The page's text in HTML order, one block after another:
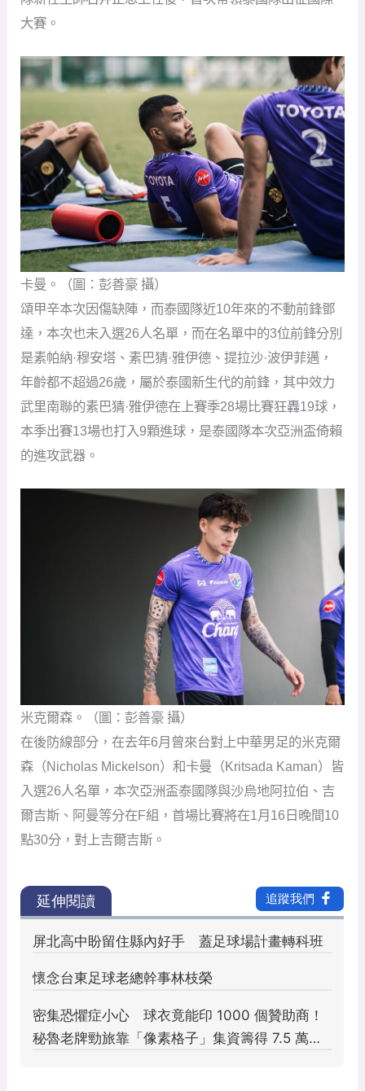
大賽。
卡曼。（圖：彭善豪 攝）
頌甲辛本次因傷缺陣，而泰國隊近10年來的不動前鋒鄧
達，本次也未入選26人名單，而在名單中的3位前鋒分別
是素帕納·穆安塔、素巴猜·雅伊德、提拉沙·波伊菲邁，
年齡都不超過26歲，屬於泰國新生代的前鋒，其中效力
武里南聯的素巴猜·雅伊德在上賽季28場比賽狂轟19球，
本季出賽13場也打入9顆進球，是泰國隊本次亞洲盃倚賴
的進攻武器。
米克爾森。（圖：彭善豪 攝）
在後防線部分，在去年6月曾來台對上中華男足的米克爾
森（Nicholas Mickelson）和卡曼（Kritsada Kaman）皆
入選26人名單，本次亞洲盃泰國隊與沙烏地阿拉伯、吉
爾吉斯、阿曼等分在F組，首場比賽將在1月16日晚間10
點30分，對上吉爾吉斯。